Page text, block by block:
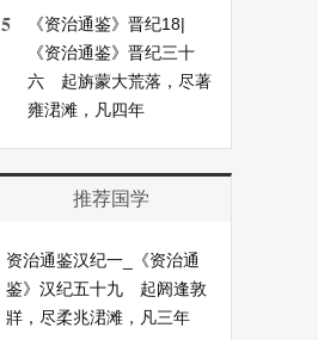
5
《资治通鉴》晋纪18|
《资治通鉴》晋纪三十
六 起旃蒙大荒落，尽著
雍涒滩，凡四年
推荐国学
资治通鉴汉纪一_《资治通
鉴》汉纪五十九 起阏逢敦
牂，尽柔兆涒滩，凡三年